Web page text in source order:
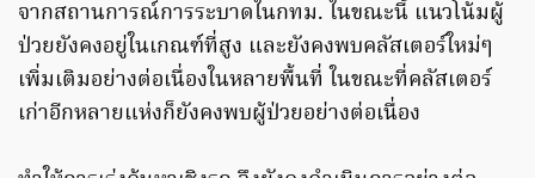
จากสถานการณ์การระบาดในกทม. ในขณะนี้ แนวโน้มผู้
ป่วยยังคงอยู่ในเกณฑ์ที่สูง และยังคงพบคลัสเตอร์ใหม่ๆ
เพิ่มเติมอย่างต่อเนื่องในหลายพื้นที่ ในขณะที่คลัสเตอร์
เก่าอีกหลายแห่งก็ยังคงพบผู้ป่วยอย่างต่อเนื่อง